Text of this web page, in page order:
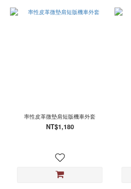
率性皮革微墊肩短版機車外套
NT$1,180